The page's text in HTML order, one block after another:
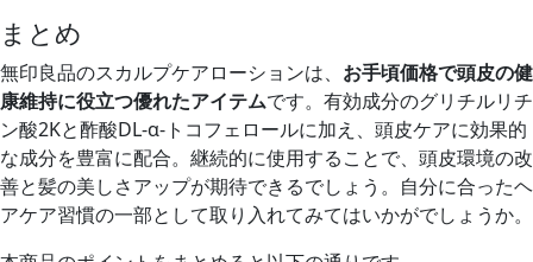
まとめ
無印良品のスカルプケアローションは、 お手頃価格で頭皮の健
康維持に役立つ優れたアイテムです。有効成分のグリチルリチ
ン酸2Kと酢酸DL‐α‐トコフェロールに加え、頭皮ケアに効果的
な成分を豊富に配合。継続的に使用することで、頭皮環境の改
善と髪の美しさアップが期待できるでしょう。自分に合ったヘ
アケア習慣の一部として取り入れてみてはいかがでしょうか。